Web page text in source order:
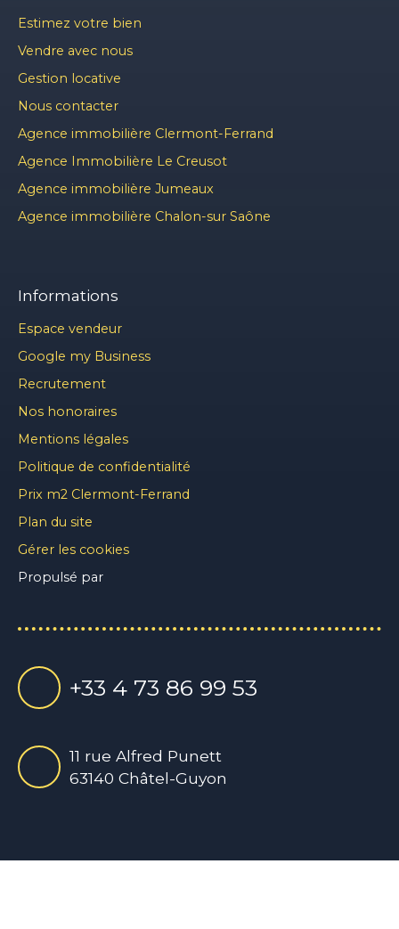
Estimez votre bien
Vendre avec nous
Gestion locative
Nous contacter
Agence immobilière Clermont-Ferrand
Agence Immobilière Le Creusot
Agence immobilière Jumeaux
Agence immobilière Chalon-sur Saône
Informations
Espace vendeur
Google my Business
Recrutement
Nos honoraires
Mentions légales
Politique de confidentialité
Prix m2 Clermont-Ferrand
Plan du site
Gérer les cookies
Propulsé par
+33 4 73 86 99 53
11 rue Alfred Punett
63140 Châtel-Guyon